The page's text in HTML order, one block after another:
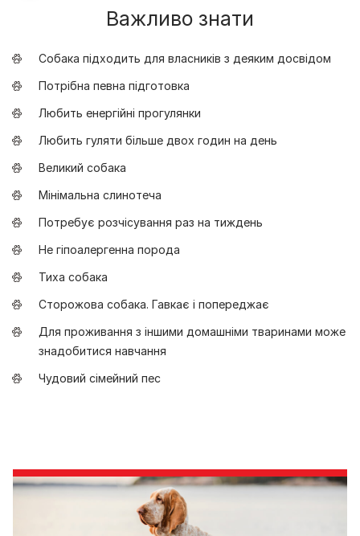
Важливо знати
Собака підходить для власників з деяким досвідом
Потрібна певна підготовка
Любить енергійні прогулянки
Любить гуляти більше двох годин на день
Великий собака
Мінімальна слинотеча
Потребує розчісування раз на тиждень
Не гіпоалергенна порода
Тиха собака
Сторожова собака. Гавкає і попереджає
Для проживання з іншими домашніми тваринами може
знадобитися навчання
Чудовий сімейний пес